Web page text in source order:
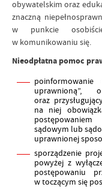
obywatelskim oraz
znaczną
w punkcie
w komunikowaniu się.
Nieodpłatna pomoc
uprawnioną”,
oraz
na niej
sądowym lub
uprawnionej
sporządzenie
powyżej z
postępowaniu
w toczącym się